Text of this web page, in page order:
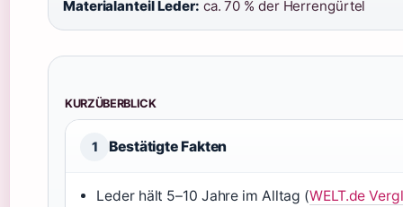
Materialanteil Leder: ca. 70 % der Herrengürtel
KURZÜBERBLICK
1 Bestätigte Fakten
Leder hält 5–10 Jahre im Alltag (WELT.de